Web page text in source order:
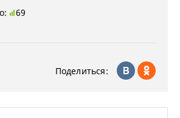
69
Поделиться: